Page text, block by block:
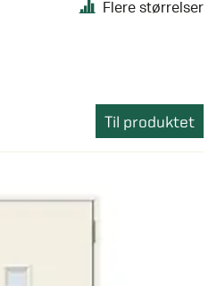
Flere størrelser
Til produktet